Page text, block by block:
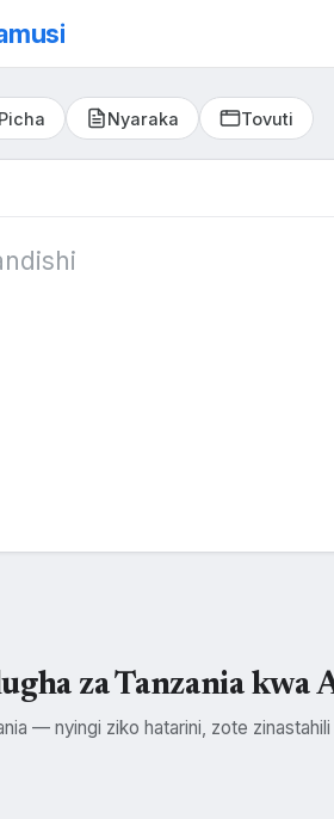
Picha Nyaraka Tovuti
za Tanzania kwa
— nyingi ziko hatarini, zote zinastahili